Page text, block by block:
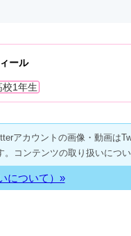
ール
校1年生
アカウントの画像・動画は
コンテンツの取り扱いにつ
について）»